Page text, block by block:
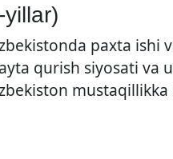
paxta
qurish siyosati va